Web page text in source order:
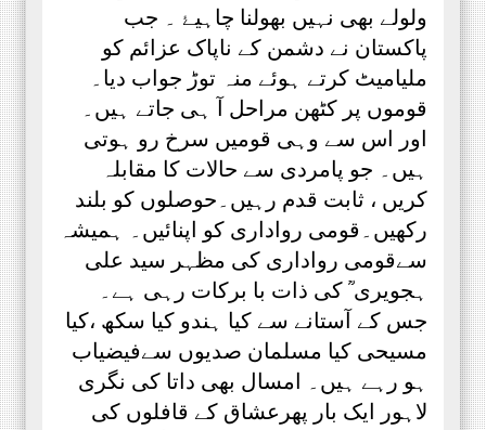
ولولے بھی نہیں بھولنا چاہیۓ ۔ جب
پاکستان نے دشمن کے ناپاک عزائم کو
ملیامیٹ کرتے ہوئے منہ توڑ جواب دیا۔
قوموں پر کٹھن مراحل آ ہی جاتے ہیں۔
اور اس سے وہی قومیں سرخ رو ہوتی
ہیں۔ جو پامردی سے حالات کا مقابلہ
کریں ، ثابت قدم رہیں۔حوصلوں کو بلند
رکھیں۔قومی رواداری کو اپنائیں۔ ہمیشہ
سےقومی رواداری کی مظہر سید علی
ہجویری ؒ کی ذات با برکات رہی ہے۔
جس کے آستانے سے کیا ہندو کیا سکھ ،کیا
مسیحی کیا مسلمان صدیوں سےفیضیاب
ہو رہے ہیں۔ امسال بھی داتا کی نگری
لاہور ایک بار پھرعشاق کے قافلوں کی